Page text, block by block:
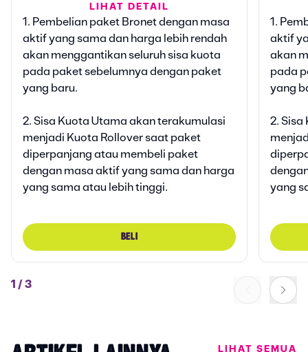
Bonus Google Gemini
Klaim bonusnya di AXISNET
Bonus Vidio Platinum Lite
Klaim bonusnya di AXISNET
30 HARI
LIHAT DETAIL
1. Pembelian paket Bronet dengan masa
aktif yang sama dan harga lebih rendah
akan menggantikan seluruh sisa kuota
pada paket sebelumnya dengan paket
yang baru.
2. Sisa Kuota Utama akan terakumulasi
menjadi Kuota Rollover saat paket
diperpanjang atau membeli paket
dengan masa aktif yang sama dan harga
yang sama atau lebih tinggi.
BELI
1.
aktif
akan
pada
yang
2. Sisa
yang
1 / 3
LIHAT SEMUA